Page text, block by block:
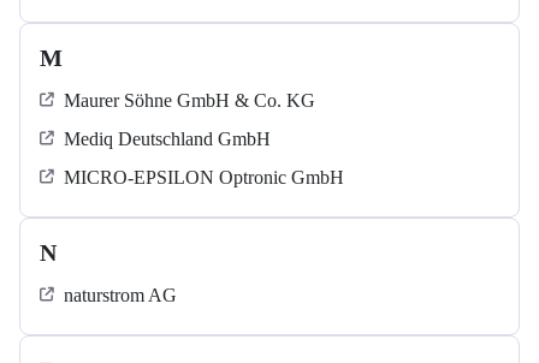
M
Maurer Söhne GmbH & Co. KG
Mediq Deutschland GmbH
MICRO-EPSILON Optronic GmbH
N
naturstrom AG